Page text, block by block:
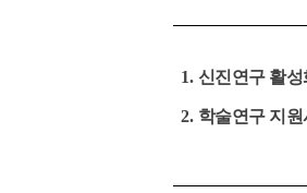
1. 신진연구 활
2. 학술연구 지원